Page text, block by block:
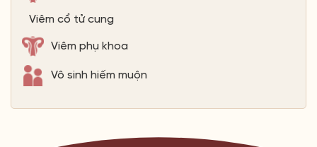
Viêm cổ tử cung
Viêm phụ khoa
Vô sinh hiếm muộn